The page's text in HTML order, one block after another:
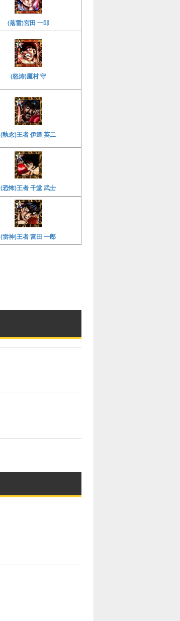
(落雷)宮田 一郎
(怒涛)鷹村 守
(執念)王者 伊達 英二
(恐怖)王者 千堂 武士
(雷神)王者 宮田 一郎